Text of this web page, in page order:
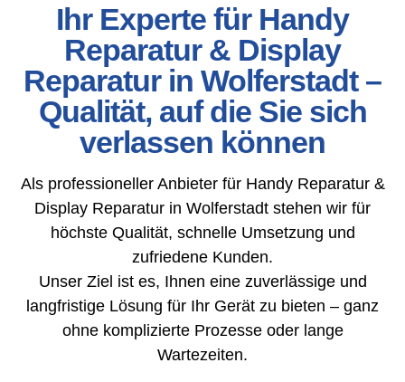
Ihr Experte für Handy
Reparatur & Display
Reparatur in Wolferstadt –
Qualität, auf die Sie sich
verlassen können
Als professioneller Anbieter für Handy Reparatur &
Display Reparatur in Wolferstadt stehen wir für
höchste Qualität, schnelle Umsetzung und
zufriedene Kunden.
Unser Ziel ist es, Ihnen eine zuverlässige und
langfristige Lösung für Ihr Gerät zu bieten – ganz
ohne komplizierte Prozesse oder lange
Wartezeiten.